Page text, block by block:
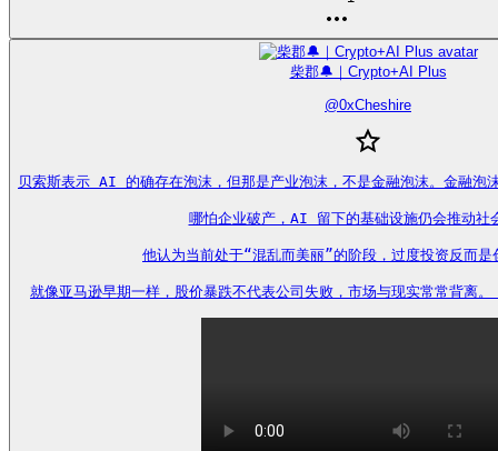
柴郡🔔｜Crypto+AI Plus
@0xCheshire
贝索斯表示 AI 的确存在泡沫，但那是产业泡沫，不是金融泡沫。金融泡
哪怕企业破产，AI 留下的基础设施仍会推动社
他认为当前处于“混乱而美丽”的阶段，过度投资反而是
就像亚马逊早期一样，股价暴跌不代表公司失败，市场与现实常常